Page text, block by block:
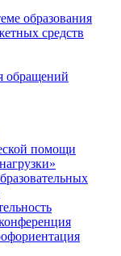
образования
средств
обращений
помощи